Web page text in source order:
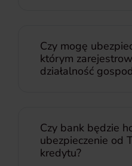
Czy mogę
którym
działalność
Czy bank będzie
ubezpieczenie od
kredytu?